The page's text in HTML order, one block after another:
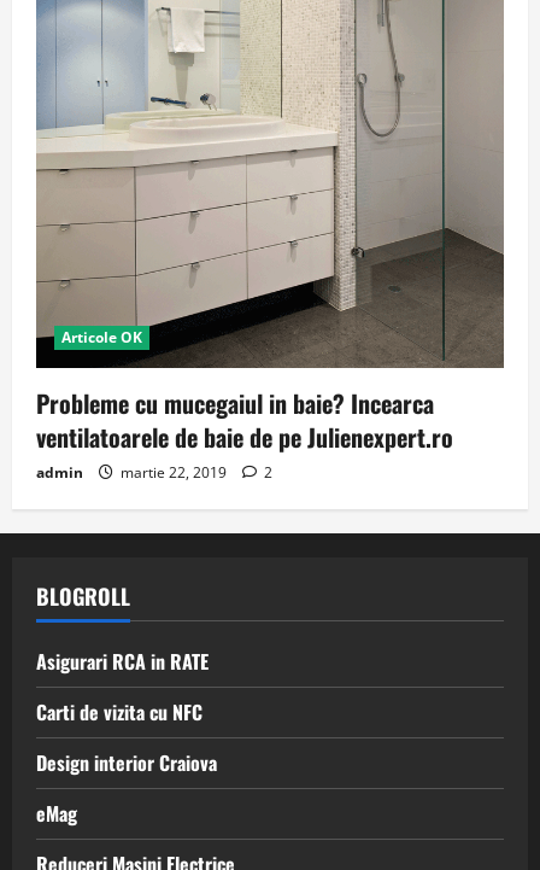
Articole OK
Probleme cu mucegaiul in baie? Incearca
ventilatoarele de baie de pe Julienexpert.ro
admin martie 22, 2019 2
BLOGROLL
Asigurari RCA in RATE
Carti de vizita cu NFC
Design interior Craiova
eMag
Reduceri Masini Electrice